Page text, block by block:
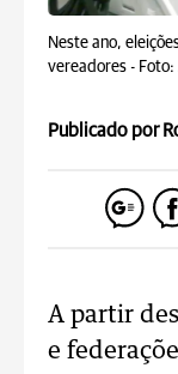
Neste ano,
vereadores - Foto:
Publicado por
A partir
e